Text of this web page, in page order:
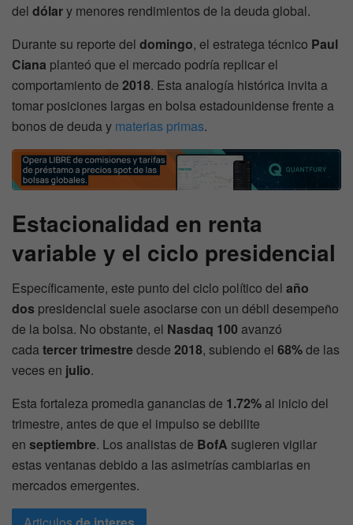
del dólary menores rendimientos de la deuda global.
Durante su reporte del domingo, el estratega técnico Paul
Ciana planteó que el mercado podría replicar el
comportamiento de 2018. Esta analogía histórica invita a
tomar posiciones largas en bolsa estadounidense frente a
bonos de deuda y materias primas.
Estacionalidad en renta
variable y el ciclo presidencial
Específicamente, este punto del ciclo político del año
dos presidencial suele asociarse con un débil desempeño
de la bolsa. No obstante, el Nasdaq 100 avanzó
cadatercer trimestredesde 2018, subiendo el 68%de las
veces en julio.
Esta fortaleza promedia ganancias de 1.72% al inicio del
trimestre, antes de que el impulso se debilite
en septiembre. Los analistas de BofA sugieren vigilar
estas ventanas debido a las asimetrías cambiarias en
mercados emergentes.